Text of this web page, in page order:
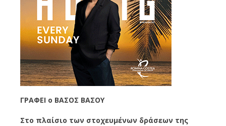
ΓΡΑΦΕΙ o ΒΑΣΟΣ ΒΑΣΟΥ
Στο πλαίσιο των στοχευμένων δράσεων της